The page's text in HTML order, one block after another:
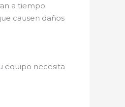
a tiempo.
causen daños
equipo necesita